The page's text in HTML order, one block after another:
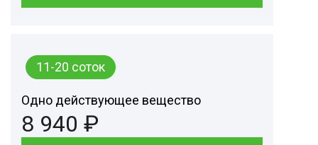
11-20 соток
Одно действующее вещество
8 940 ₽